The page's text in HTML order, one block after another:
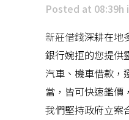
Posted at 08:39h
新莊借錢深耕在地
銀行婉拒的您提供
汽車、機車借款，
當，皆可快速鑑價
我們堅持政府立案